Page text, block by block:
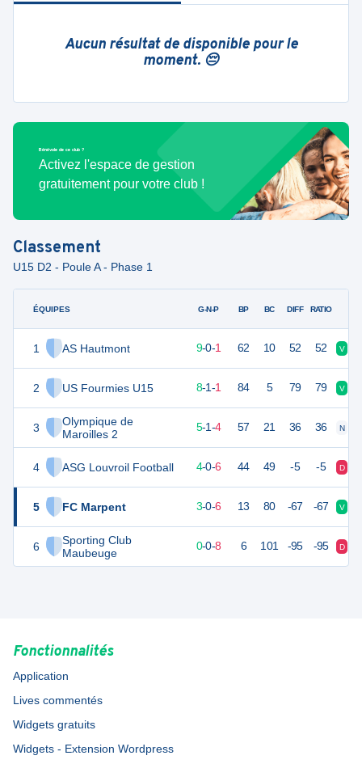
Aucun résultat de disponible pour le
moment. 😔
Bénévole de ce club ?
Activez l'espace de gestion
gratuitement pour votre club !
Classement
U15 D2 - Poule A - Phase 1
ÉQUIPES
1 AS Hautmont
2 US Fourmies U15
3
Olympique de
Maroilles 2
4 ASG Louvroil Football
5 FC Marpent
6
Sporting Club
Maubeuge
G-N-P BP BC DIFF RATIO
9-0-1 62 10 52 52 V
25 8-1-1 84 5 79 79 V
5-1-4 57 21 36 36 N
12 10 4-0-6 44 49 -5 -5 D
3-0-6 13 80 -67 -67 V
0-0-8 6 101 -95 -95 D
Fonctionnalités
Application
Lives commentés
Widgets gratuits
Widgets - Extension Wordpress